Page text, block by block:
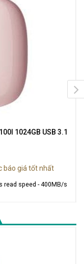
1024GB USB 3.1
báo giá tốt nhất
read speed - 400MB/s